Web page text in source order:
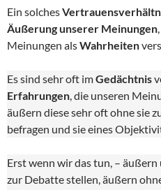
Ein solches
Äußerung unserer Meinungen
Meinungen alsWahrheiten
Es sind sehr oft imGedächtnis
Erfahrungen, die unseren
äußern diese sehr oft ohne sie
befragen und sie eines
Erst wenn wir das tun, –
zur Debatte stellen, äußern